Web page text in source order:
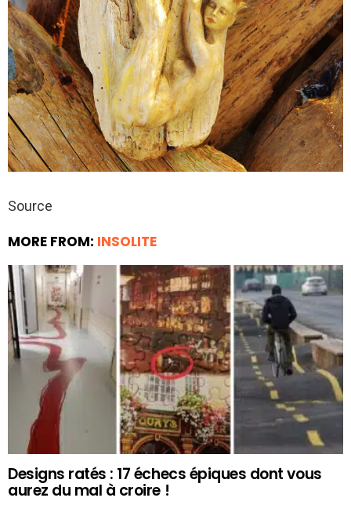
Source
MORE FROM: INSOLITE
Designs ratés : 17 échecs épiques dont vous
aurez du mal à croire !